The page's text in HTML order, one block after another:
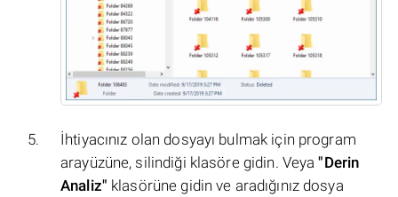
İhtiyacınız olan dosyayı bulmak için program
arayüzüne, silindiği klasöre gidin. Veya"Derin
Analiz" klasörüne gidin ve aradığınız dosya